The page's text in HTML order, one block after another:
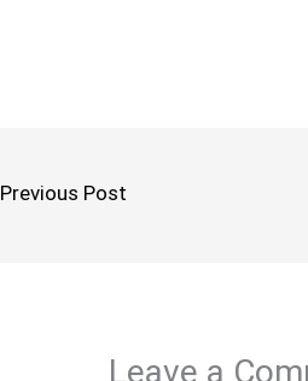
Previous Post
Leave a